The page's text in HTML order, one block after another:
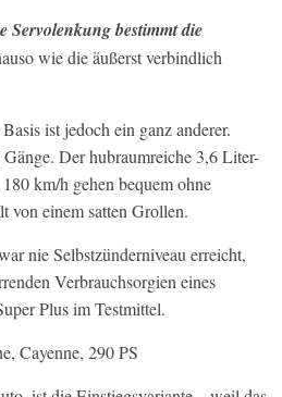
Servolenkung bestimmt die
wie die äußerst verbindlich
ist jedoch ein ganz anderer.
Der hubraumreiche 3,6 Liter-
km/h gehen bequem ohne
von einem satten Grollen.
nie Selbstzünderniveau erreicht,
Verbrauchsorgien eines
Plus im Testmittel.